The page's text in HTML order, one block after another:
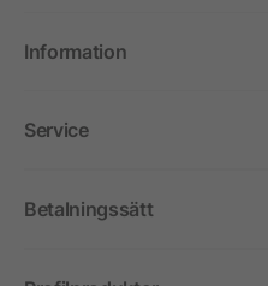
Information
Service
Betalningssätt